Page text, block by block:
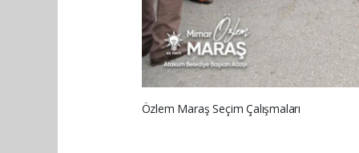
Özlem Maraş Seçim Çalışmaları